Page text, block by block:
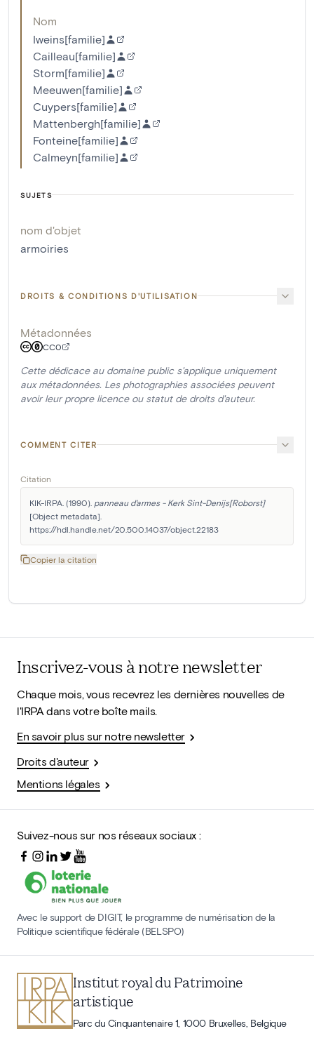
Nom
Iweins[familie]
Cailleau[familie]
Storm[familie]
Meeuwen[familie]
Cuypers[familie]
Mattenbergh[familie]
Fonteine[familie]
Calmeyn[familie]
SUJETS
nom d'objet
armoiries
DROITS & CONDITIONS D'UTILISATION
Métadonnées
CC0
Cette dédicace au domaine public s'applique uniquement
aux métadonnées. Les photographies associées peuvent
avoir leur propre licence ou statut de droits d'auteur.
COMMENT CITER
Citation
KIK-IRPA. (1990). panneau d'armes - Kerk Sint-Denijs[Roborst]
[Object metadata].
https://hdl.handle.net/20.500.14037/object.22183
Copier la citation
Inscrivez-vous à notre newsletter
Chaque mois, vous recevrez les dernières nouvelles de
l'IRPA dans votre boîte mails.
En savoir plus sur notre newsletter
Droits d'auteur
Mentions légales
Suivez-nous sur nos réseaux sociaux :
Avec le support de DIGIT, le programme de numérisation de la
Politique scientifique fédérale (BELSPO)
Institut royal du Patrimoine
artistique
Parc du Cinquantenaire 1, 1000 Bruxelles, Belgique